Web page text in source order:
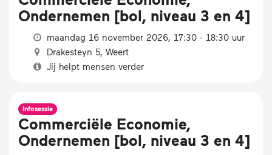
Ondernemen [bol, niveau 3 en 4]
maandag 16 november 2026, 17:30 - 18:30 uur
Drakesteyn 5, Weert
Jij helpt mensen verder
Infosessie
Commerciële Economie,
Ondernemen [bol, niveau 3 en 4]